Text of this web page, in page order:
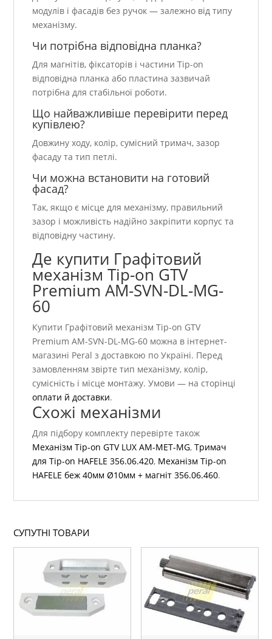
модулів і фасадів без ручок — залежно від типу
механізму.
Чи потрібна відповідна планка?
Для магнітів, фіксаторів і частини Tip-on
відповідна планка або пластина зазвичай
потрібна для стабільної роботи.
Що найважливіше перевірити перед
купівлею?
Довжину ходу, колір, сумісний тримач, зазор
фасаду та тип петлі.
Чи можна встановити на готовий
фасад?
Так, якщо є місце для механізму, правильний
зазор і можливість надійно закріпити корпус та
відповідну частину.
Де купити Графітовий
механізм Tip-on GTV
Premium AM-SVN-DL-MG-
60
Купити Графітовий механізм Tip-on GTV
Premium AM-SVN-DL-MG-60 можна в інтернет-
магазині Peral з доставкою по Україні. Перед
замовленням звірте тип механізму, колір,
сумісність і місце монтажу. Умови — на сторінці
оплати й доставки.
Схожі механізми
Для підбору комплекту перевірте також
Механізм Tip-on GTV LUX AM-MET-MG,Тримач
для Tip-on HAFELE 356.06.420, Механізм Tip-on
HAFELE беж 40мм Ø10мм + магніт 356.06.460.
СУПУТНІ ТОВАРИ